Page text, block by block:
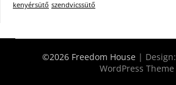
kenyérsütő szendvicssütő
©2026 Freedom House | Design:
WordPress Theme